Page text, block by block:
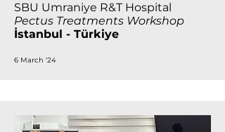
SBU Umraniye R&T Hospital
Pectus Treatments Workshop
İstanbul - Türkiye
6 March '24